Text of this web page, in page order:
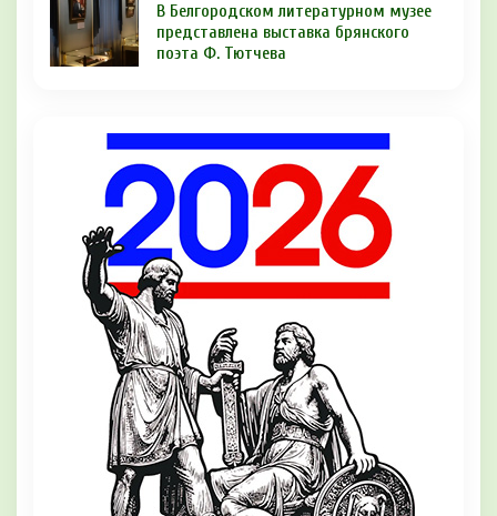
В Белгородском литературном музее
представлена выставка брянского
поэта Ф. Тютчева